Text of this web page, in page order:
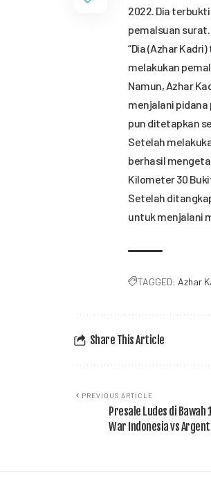
2022. Dia
pemalsuan surat.
“Dia (Azhar
melakukan
Namun, Azhar
menjalani pidana
pun ditetapkan
Setelah
berhasil
Kilometer 30
Setelah
untuk menjalani
TAGGED: Azhar
Share This Article
PREVIOUS ARTICLE
Presale Ludes di
War Indonesia vs